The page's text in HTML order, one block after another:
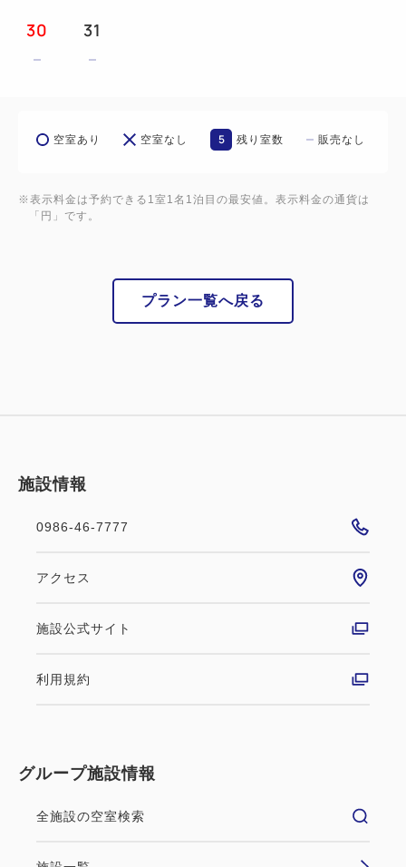
30 31
空室あり 空室なし 5 残り室数 販売なし
※表示料金は予約できる1室1名1泊目の最安値。表示料金の通貨は
「円」です。
プラン一覧へ戻る
施設情報
0986-46-7777
アクセス
施設公式サイト
利用規約
グループ施設情報
全施設の空室検索